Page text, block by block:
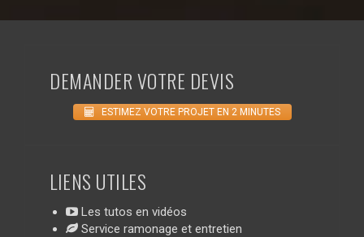
DEMANDER VOTRE DEVIS
ESTIMEZ VOTRE PROJET EN 2 MINUTES
LIENS UTILES
Les tutos en vidéos
Service ramonage et entretien